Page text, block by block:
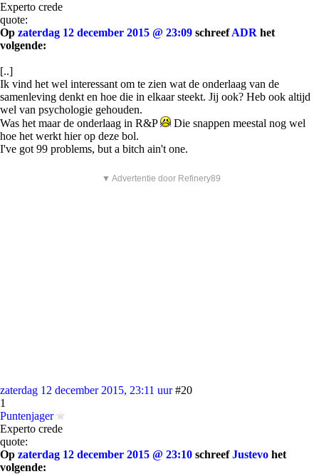
Experto crede
quote:
Op zaterdag 12 december 2015 @ 23:09 schreefADR het
volgende:
[..]
Ik vind het wel interessant om te zien wat de onderlaag van de
samenleving denkt en hoe die in elkaar steekt. Jij ook? Heb ook altijd
wel van psychologie gehouden.
Was het maar de onderlaag in R&P
Die snappen meestal nog wel
hoe het werkt hier op deze bol.
I've got 99 problems, but a bitch ain't one.
▼ Advertentie door Refinery89
zaterdag 12 december 2015, 23:11 uur #20
1
Puntenjager
Experto crede
quote:
Op zaterdag 12 december 2015 @ 23:10 schreefJustevo het
volgende: